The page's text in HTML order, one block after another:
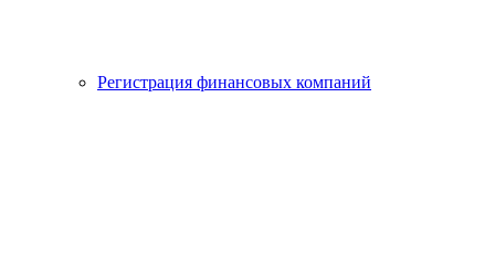
Регистрация финансовых компаний